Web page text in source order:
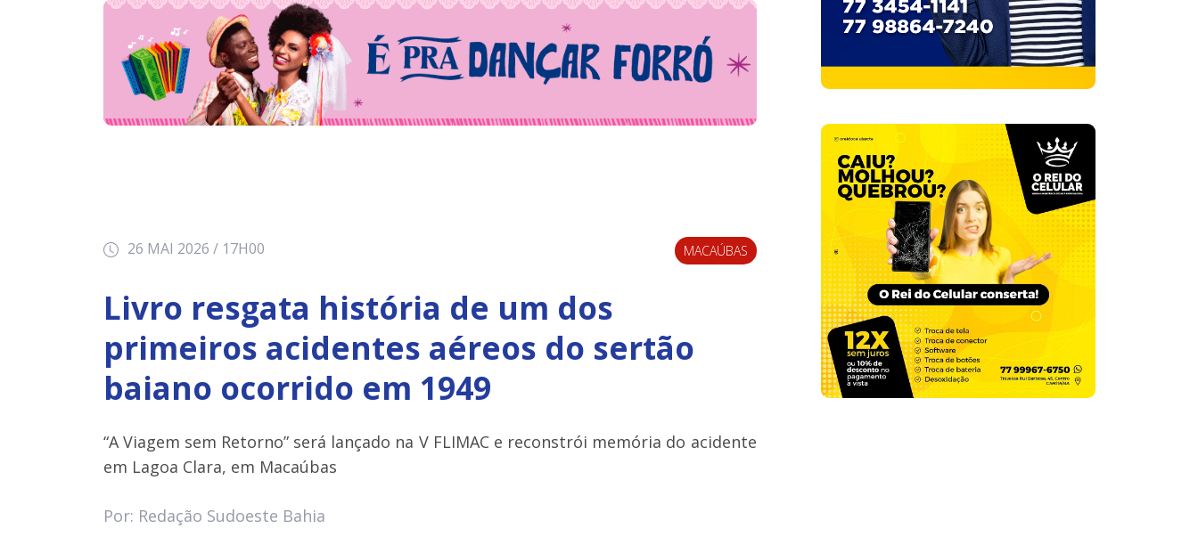
26 MAI 2026 / 17H00 MACAÚBAS
Livro resgata história de um dos
primeiros acidentes aéreos do sertão
baiano ocorrido em 1949
“A Viagem sem Retorno” será lançado na V FLIMAC e reconstrói memória do acidente
em Lagoa Clara, em Macaúbas
Por: Redação Sudoeste Bahia